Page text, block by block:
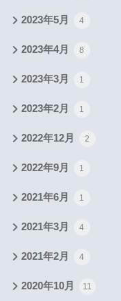
2023年5月 4
2023年4月 8
2023年3月 1
2023年2月 1
2022年12月 2
2022年9月 1
2021年6月 1
2021年3月 4
2021年2月 4
2020年10月 11